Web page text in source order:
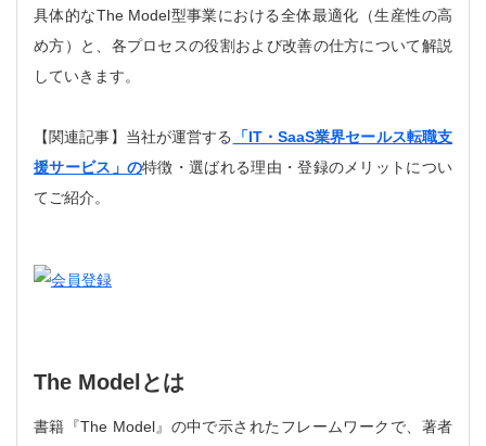
具体的なThe Model型事業における全体最適化（生産性の高
め方）と、各プロセスの役割および改善の仕方について解説
していきます。
【関連記事】当社が運営する
「IT・SaaS業界セールス転職支
援サービス」の特徴・選ばれる理由・登録のメリットについ
てご紹介。
The Modelとは
書籍『The Model』の中で示されたフレームワークで、著者